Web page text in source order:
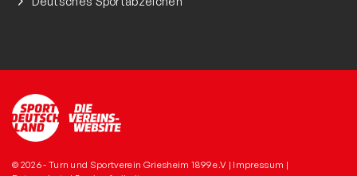
© 2026 - Turn und Sportverein Griesheim 1899 e.V | Impressum |